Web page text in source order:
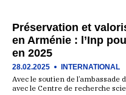
Préservation et
en Arménie : l’Inp
en 2025
28.02.2025 INTERNATIONAL
Avec le soutien de
avec le Centre de recherche